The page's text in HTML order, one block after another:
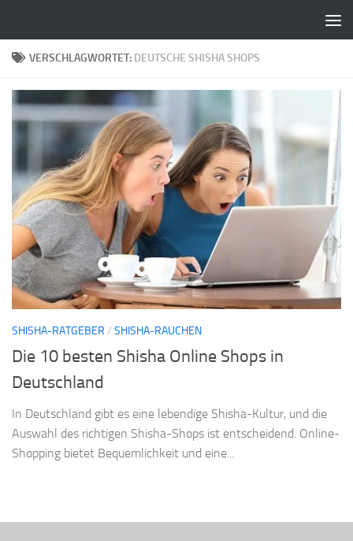
VERSCHLAGWORTET: DEUTSCHE SHISHA SHOPS
SHISHA-RATGEBER / SHISHA-RAUCHEN
Die 10 besten Shisha Online Shops in
Deutschland
In Deutschland gibt es eine lebendige Shisha-Kultur, und die
Auswahl des richtigen Shisha-Shops ist entscheidend. Online-
Shopping bietet Bequemlichkeit und eine...